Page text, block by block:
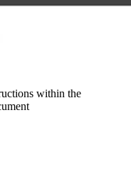
within the